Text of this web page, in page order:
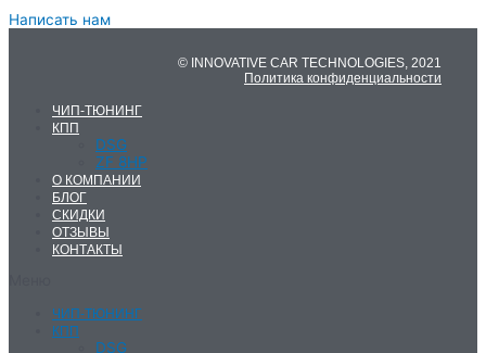
Написать нам
© INNOVATIVE CAR TECHNOLOGIES, 2021
Политика конфиденциальности
ЧИП-ТЮНИНГ
КПП
DSG
ZF 8HP
О КОМПАНИИ
БЛОГ
СКИДКИ
ОТЗЫВЫ
КОНТАКТЫ
ЧИП-ТЮНИНГ
КПП
DSG